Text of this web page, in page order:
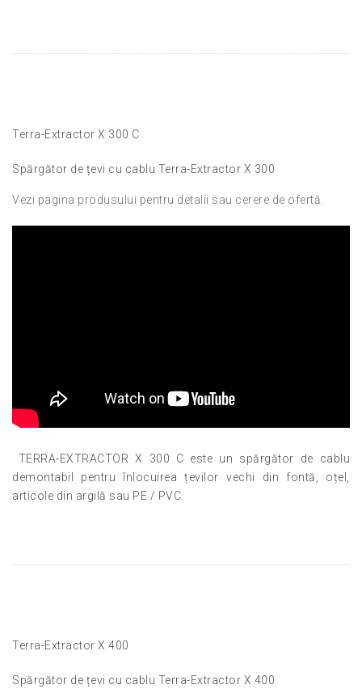
Terra-Extractor X 300 C
Spărgător de țevi cu cablu Terra-Extractor X 300
Vezi pagina produsului pentru detalii sau cerere de ofertă.
TERRA-EXTRACTOR X 300 C este un spărgător de cablu
demontabil pentru înlocuirea țevilor vechi din fontă, oțel,
articole din argilă sau PE / PVC.
Terra-Extractor X 400
Spărgător de țevi cu cablu Terra-Extractor X 400